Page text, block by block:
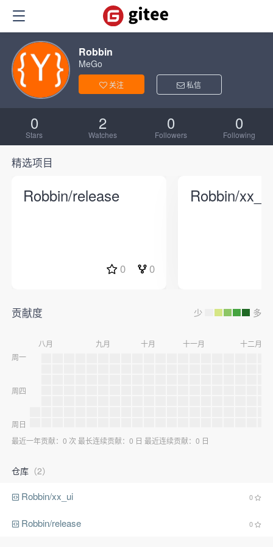
Robbin
MeGo
关注 私信
0
Stars
2
Watches
0
Followers
0
Following
精选项目
Robbin/release
0 0
Robbin/xx_ui
贡献度 少 多
周一
周四
周日
八月 九月 十月 十一月 十二月
最近一年贡献：0 次 最长连续贡献：0 日 最近连续贡献：0 日
仓库 （2）
Robbin/xx_ui 0
Robbin/release 0